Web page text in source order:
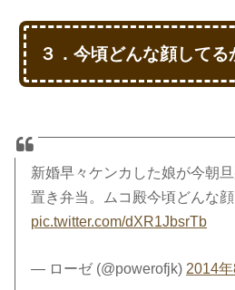
３．今頃どんな顔してる
新婚早々ケンカした娘が今朝
置き弁当。ムコ殿今頃どんな顔
pic.twitter.com/dXR1JbsrTb
— ローゼ (@powerofjk) 2014